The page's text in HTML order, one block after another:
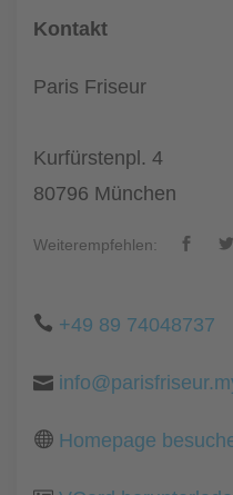
Kontakt
Paris Friseur
Kurfürstenpl. 4
80796 München
Weiterempfehlen:
+49 89 74048737
Homepage